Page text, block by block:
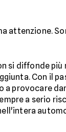
attenzione.
si diffonde più
Con il
a provocare
a serio